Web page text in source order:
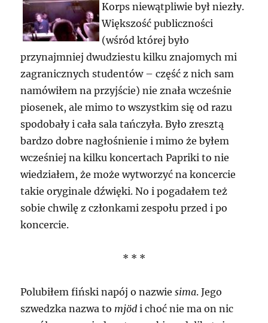
Korps niewątpliwie był niezły.
Większość publiczności
(wśród której było
przynajmniej dwudziestu kilku znajomych mi
zagranicznych studentów – część z nich sam
namówiłem na przyjście) nie znała wcześnie
piosenek, ale mimo to wszystkim się od razu
spodobały i cała sala tańczyła. Było zresztą
bardzo dobre nagłośnienie i mimo że byłem
wcześniej na kilku koncertach Papriki to nie
wiedziałem, że może wytworzyć na koncercie
takie oryginale dźwięki. No i pogadałem też
sobie chwilę z członkami zespołu przed i po
koncercie.
* * *
Polubiłem fiński napój o nazwiesima. Jego
szwedzka nazwa to mjöd i choć nie ma on nic